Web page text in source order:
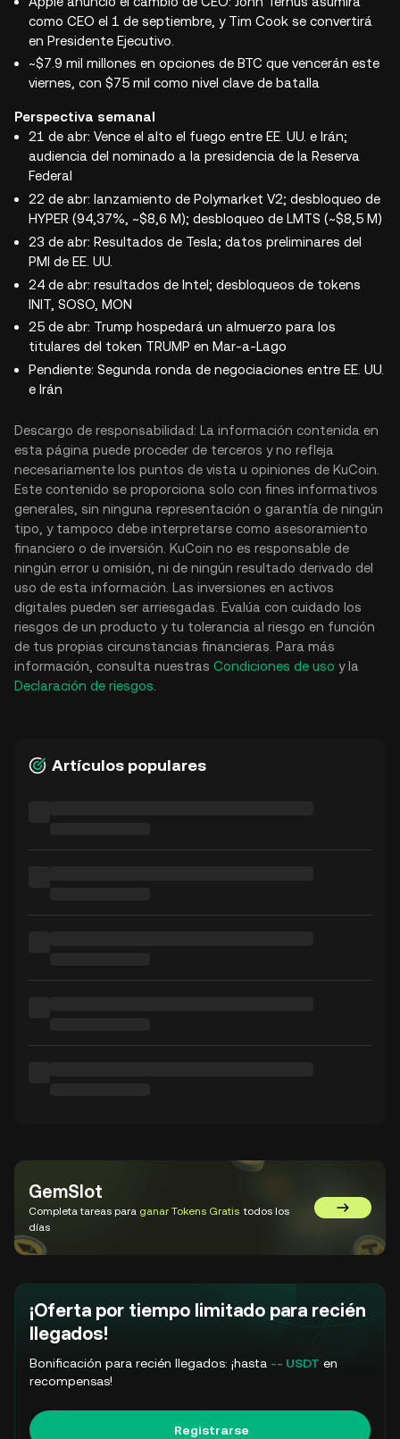
como CEO el 1 de septiembre, y Tim Cook se convertirá
en Presidente Ejecutivo.
~$7.9 mil millones en opciones de BTC que vencerán este
viernes, con $75 mil como nivel clave de batalla
Perspectiva semanal
21 de abr: Vence el alto el fuego entre EE. UU. e Irán;
audiencia del nominado a la presidencia de la Reserva
Federal
22 de abr: lanzamiento de Polymarket V2; desbloqueo de
HYPER (94,37%, ~$8,6 M); desbloqueo de LMTS (~$8,5 M)
23 de abr: Resultados de Tesla; datos preliminares del
PMI de EE. UU.
24 de abr: resultados de Intel; desbloqueos de tokens
INIT, SOSO, MON
25 de abr: Trump hospedará un almuerzo para los
titulares del token TRUMP en Mar-a-Lago
Pendiente: Segunda ronda de negociaciones entre EE. UU.
e Irán
Descargo de responsabilidad: La información contenida en
esta página puede proceder de terceros y no refleja
necesariamente los puntos de vista u opiniones de KuCoin.
Este contenido se proporciona solo con fines informativos
generales, sin ninguna representación o garantía de ningún
tipo, y tampoco debe interpretarse como asesoramiento
financiero o de inversión. KuCoin no es responsable de
ningún error u omisión, ni de ningún resultado derivado del
uso de esta información. Las inversiones en activos
digitales pueden ser arriesgadas. Evalúa con cuidado los
riesgos de un producto y tu tolerancia al riesgo en función
de tus propias circunstancias financieras. Para más
información, consulta nuestras Condiciones de uso y la
Declaración de riesgos
Artículos populares
GemSlot
Completa tareas para ganar Tokens Gratis todos los
días
Ir a
¡Oferta por tiempo limitado para recién
llegados!
Bonificación para recién llegados: ¡hasta -- USDT en
recompensas!
Registrarse